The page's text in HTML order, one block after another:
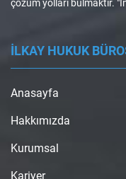
çözüm yolları bulmaktır.
İLKAY HUKUK
Anasayfa
Hakkımızda
Kurumsal
Kariyer